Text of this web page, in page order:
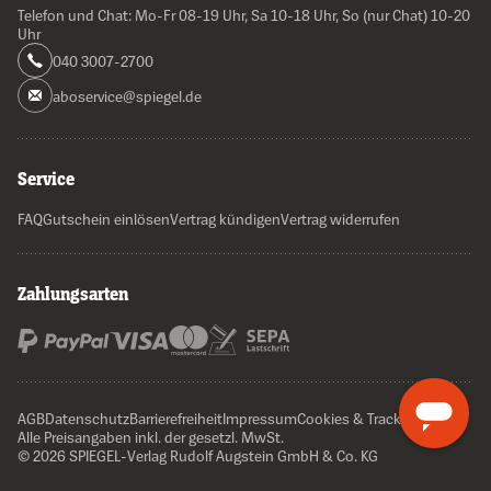
Telefon und Chat: Mo-Fr 08-19 Uhr, Sa 10-18 Uhr, So (nur Chat) 10-20
Uhr
040 3007-2700
aboservice@spiegel.de
Service
FAQGutschein einlösenVertrag kündigenVertrag widerrufen
Zahlungsarten
AGBDatenschutzBarrierefreiheitImpressumCookies & Tracking
Alle Preisangaben inkl. der gesetzl. MwSt.
© 2026 SPIEGEL-Verlag Rudolf Augstein GmbH & Co. KG